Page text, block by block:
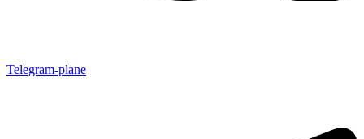
Telegram-plane